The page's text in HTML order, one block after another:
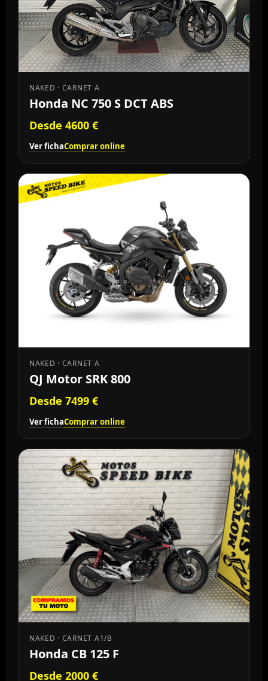
NAKED · CARNET A
Honda NC 750 S DCT ABS
Desde 4600 €
Ver fichaComprar online
NAKED · CARNET A
QJ Motor SRK 800
Desde 7499 €
Ver fichaComprar online
NAKED · CARNET A1/B
Honda CB 125 F
Desde 2000 €